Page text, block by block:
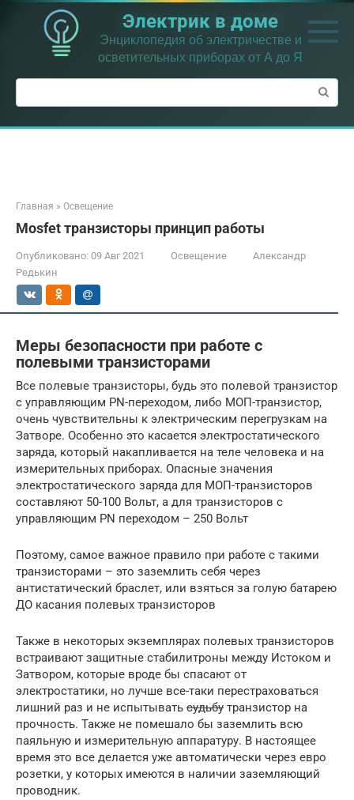
Перейти
контенту
Электрик в доме
Энциклопедия об электричестве и
осветительных приборах от А до Я
Поиск:
Главная » Освещение
Mosfet транзисторы принцип работы
Опубликовано: 09 Авг 2021 Освещение
Александр
Редькин
Меры безопасности при работе с
полевыми транзисторами
Все полевые транзисторы, будь это полевой транзистор
с управляющим PN-переходом, либо МОП-транзистор,
очень чувствительны к электрическим перегрузкам на
Затворе. Особенно это касается электростатического
заряда, который накапливается на теле человека и на
измерительных приборах. Опасные значения
электростатического заряда для МОП-транзисторов
составляют 50-100 Вольт, а для транзисторов с
управляющим PN переходом – 250 Вольт
Поэтому, самое важное правило при работе с такими
транзисторами – это заземлить себя через
антистатический браслет, или взяться за голую батарею
ДО касания полевых транзисторов
Также в некоторых экземплярах полевых транзисторов
встраивают защитные стабилитроны между Истоком и
Затвором, которые вроде бы спасают от
электростатики, но лучше все-таки перестраховаться
лишний раз и не испытывать судьбу транзистор на
прочность. Также не помешало бы заземлить всю
паяльную и измерительную аппаратуру. В настоящее
время это все делается уже автоматически через евро
розетки, у которых имеются в наличии заземляющий
проводник.